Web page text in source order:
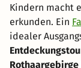
Kindern macht
erkunden. Ein
idealer
Rothaargebirge